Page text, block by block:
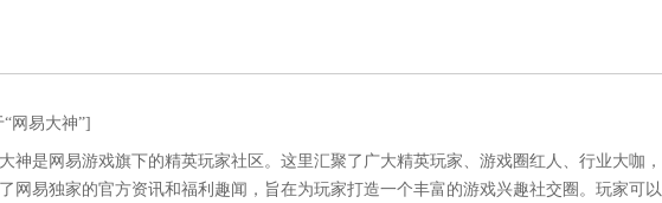
“网易大神”]
神是网易游戏旗下的精英玩家社区。这里汇聚了广大精英玩家、游戏圈红人、行业大咖，
网易独家的官方资讯和福利趣闻，旨在为玩家打造一个丰富的游戏兴趣社交圈。玩家可以